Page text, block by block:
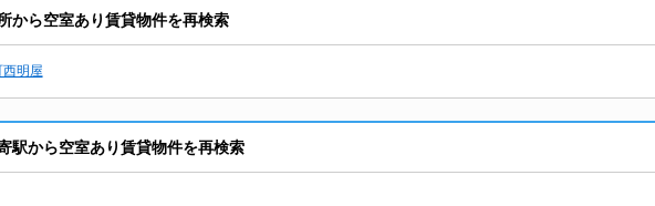
から空室あり賃貸物件を再検索
西明屋
駅から空室あり賃貸物件を再検索